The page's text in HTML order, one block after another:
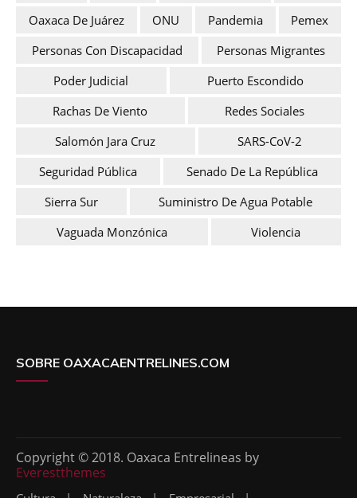
Oaxaca De Juárez
ONU Pandemia
Pemex
Personas Con Discapacidad
Personas Migrantes
Poder Judicial
Puerto Escondido
Rachas De Viento
Redes Sociales
Salomón Jara Cruz
SARS-CoV-2
Seguridad Pública
Senado De La República
Sierra Sur
Suministro De Agua Potable
Vaguada Monzónica
Violencia
SOBRE OAXACAENTRELINES.COM
Copyright © 2018. Oaxaca Entrelineas by
Everestthemes